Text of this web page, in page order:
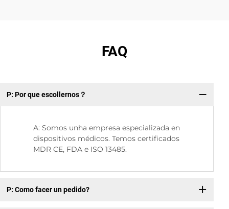
FAQ
P: Por que escollernos？
A: Somos unha empresa especializada en
dispositivos médicos. Temos certificados
MDR CE, FDA e ISO 13485.
P: Como facer un pedido?